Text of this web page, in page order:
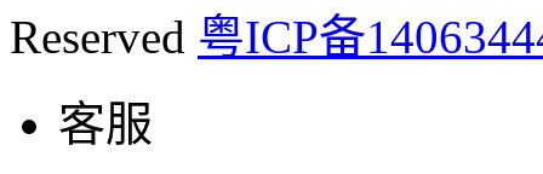
Reserved 粤ICP备
客服